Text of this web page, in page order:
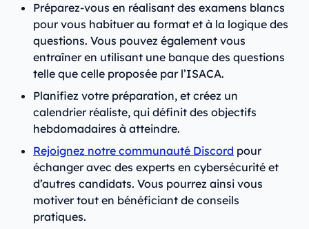
Préparez-vous en réalisant des examens blancs
pour vous habituer au format et à la logique des
questions. Vous pouvez également vous
entraîner en utilisant une banque des questions
telle que celle proposée par l’ISACA.
Planifiez votre préparation, et créez un
calendrier réaliste, qui définit des objectifs
hebdomadaires à atteindre.
Rejoignez notre communauté Discord pour
échanger avec des experts en cybersécurité et
d’autres candidats. Vous pourrez ainsi vous
motiver tout en bénéficiant de conseils
pratiques.